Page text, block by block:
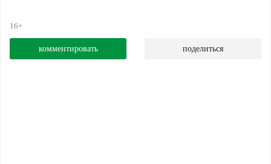
16+
комментировать поделиться